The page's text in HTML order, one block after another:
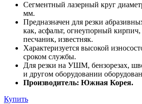
Сегментный лазерный круг
мм.
Предназначен для резки
как, асфальт, огнеупорный
песчаник, известняк.
Характеризуется высокой
сроком службы.
Для резки на УШМ, бензорезах,
и другом оборудовании
Производитель: Южная Корея.
Купить